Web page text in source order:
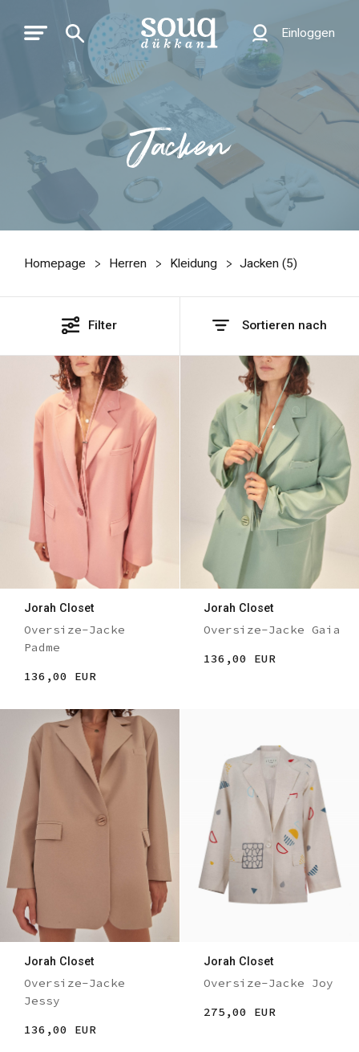
Einloggen
Jacken
Homepage Herren Kleidung Jacken (5)
Filter Sortieren nach
Jorah Closet
Oversize-Jacke
Padme
136,00 EUR
Jorah Closet
Oversize-Jacke Gaia
136,00 EUR
Jorah Closet
Oversize-Jacke
Jessy
136,00 EUR
Jorah Closet
Oversize-Jacke Joy
275,00 EUR